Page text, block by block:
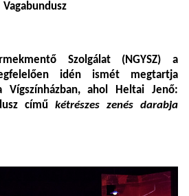
Vagabundusz
Szolgálat (NGYSZ) a
idén ismét megtartja
ahol Heltai Jenő:
című kétrészes zenés darabja